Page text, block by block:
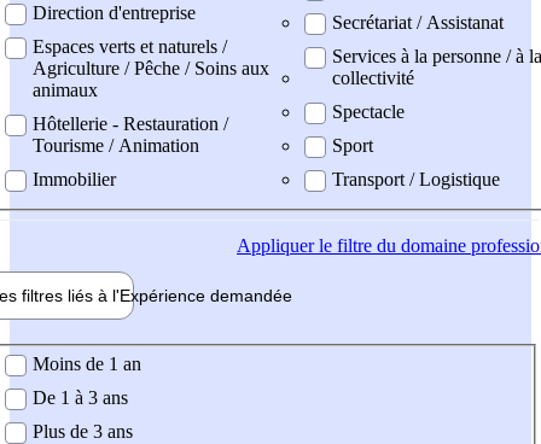
Direction d'entreprise
Espaces verts et naturels /
Agriculture / Pêche / Soins aux
animaux
Hôtellerie - Restauration /
Tourisme / Animation
Immobilier
Secrétariat / Assistanat
Services à la personne / à la
collectivité
Spectacle
Sport
Transport / Logistique
Appliquerle filtre du domaine
filtres liés à l'Expérience demandée
demandée
Moins de 1 an
De 1 à 3 ans
Plus de 3 ans